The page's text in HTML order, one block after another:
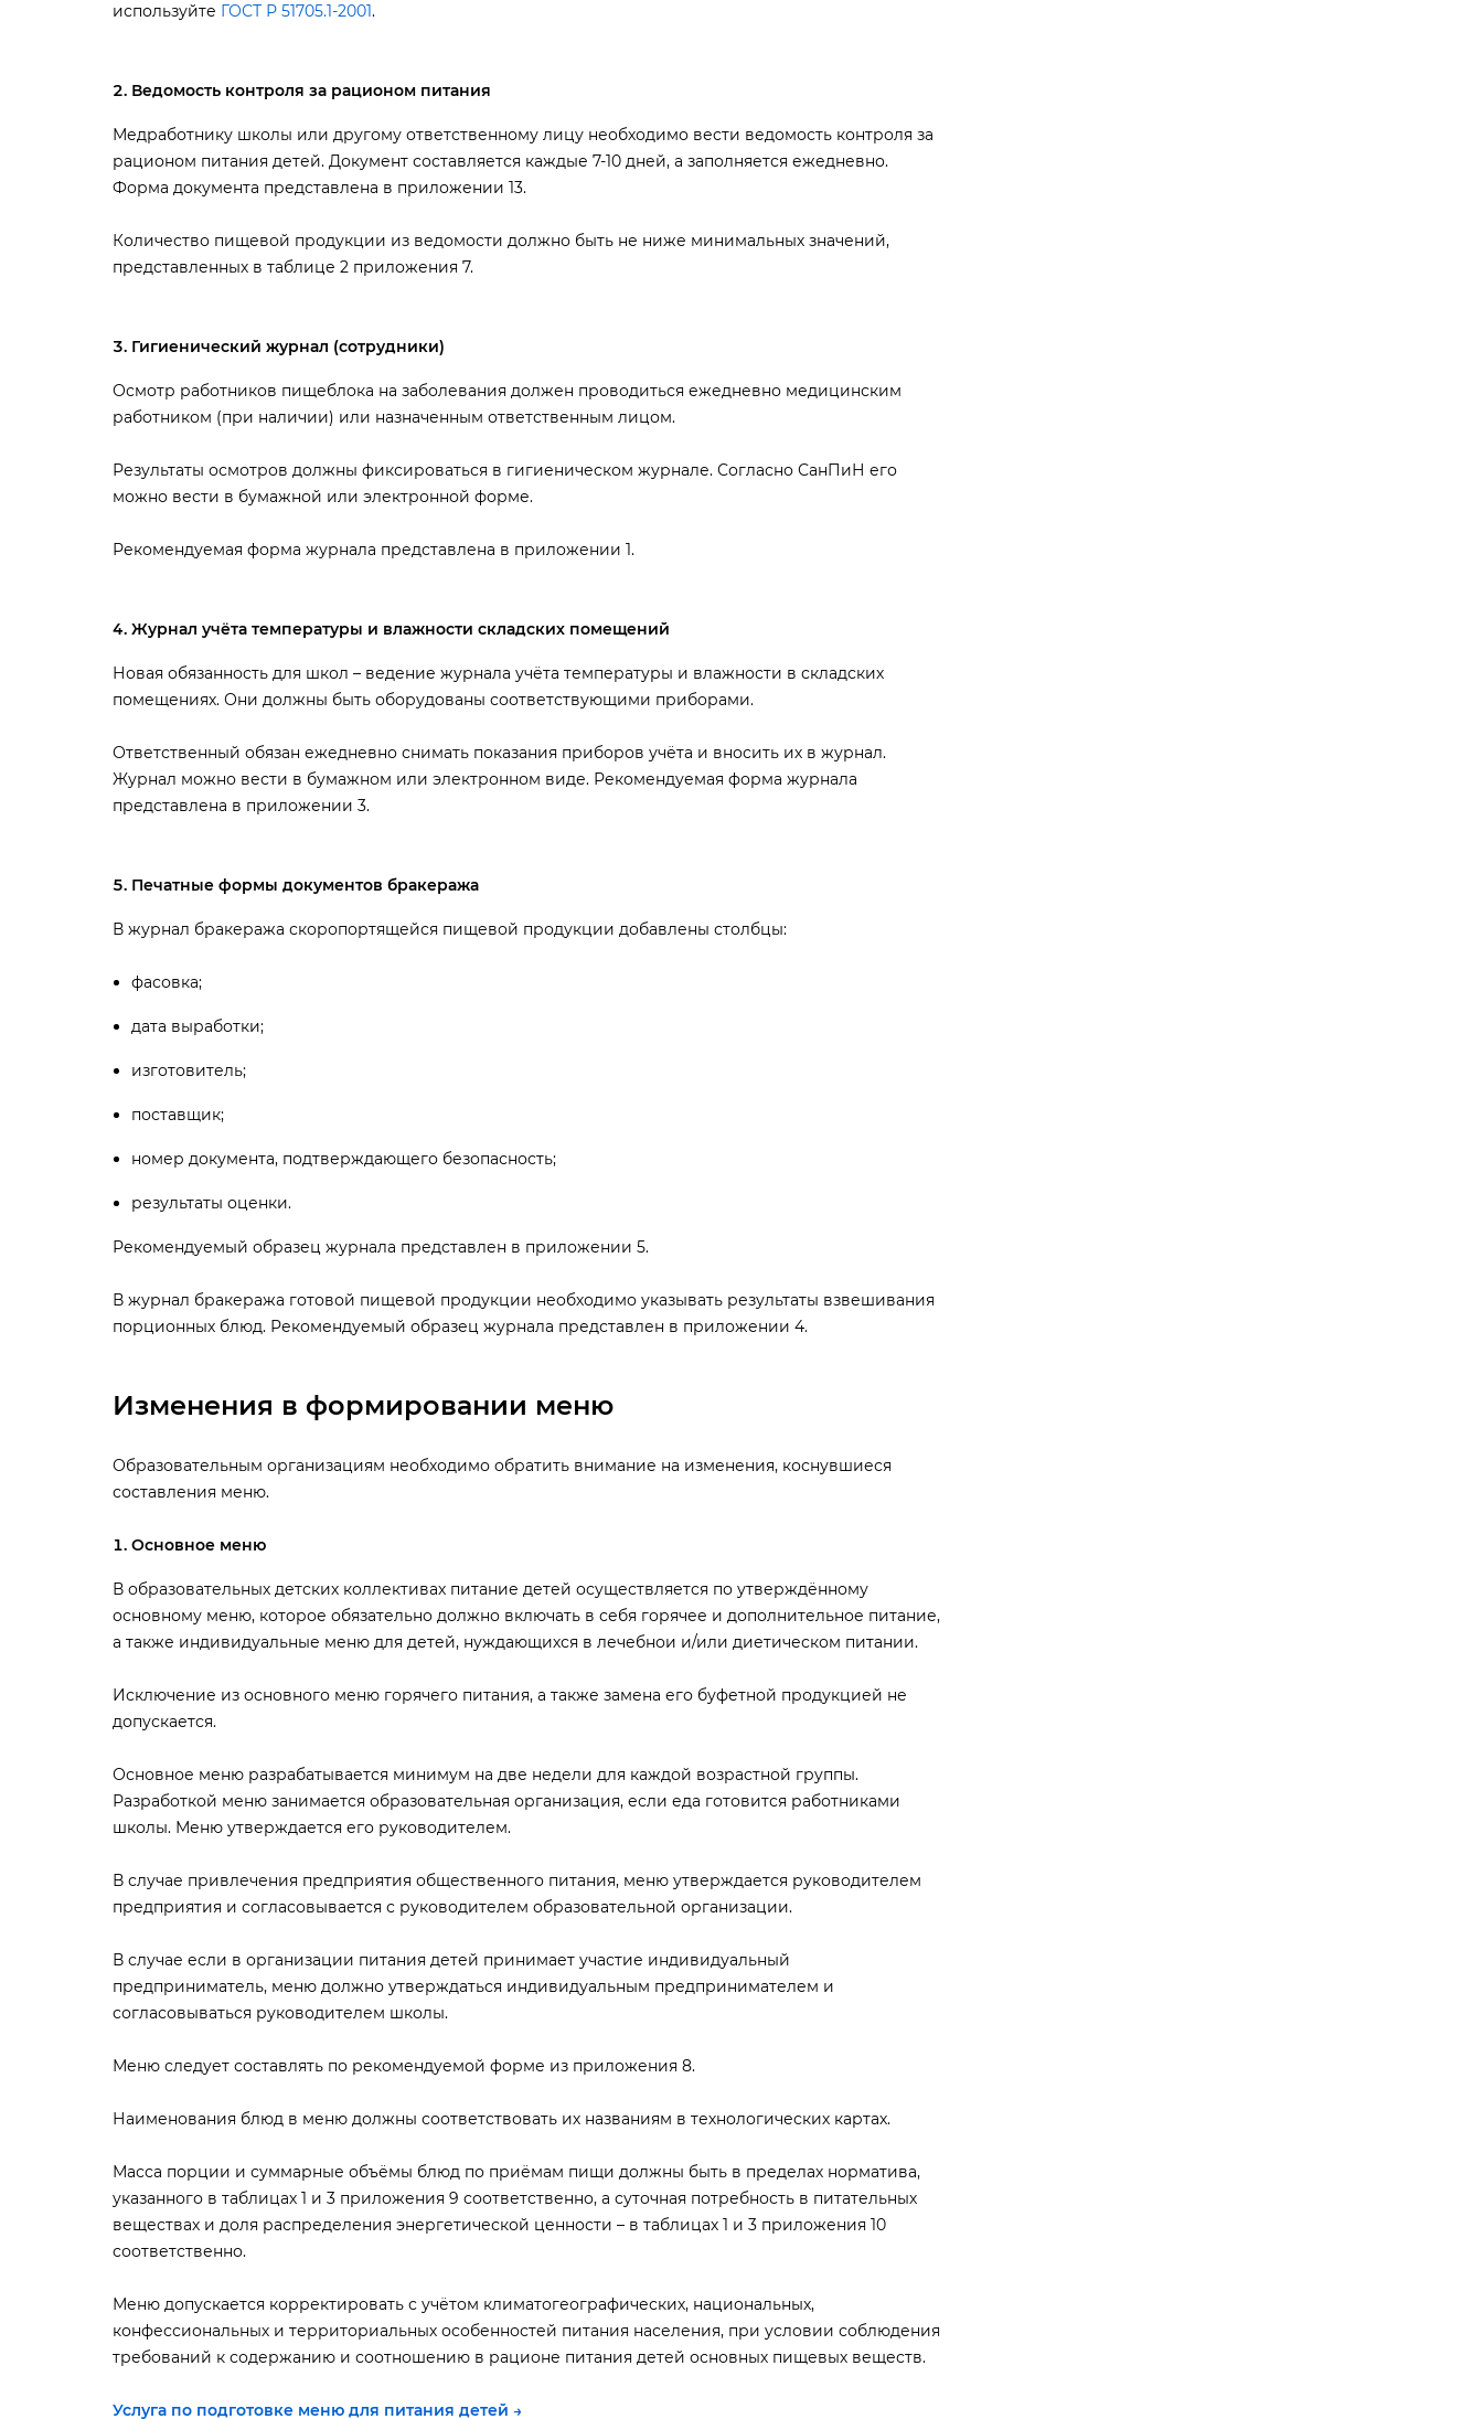
используйте ГОСТ Р 51705.1-2001.
едомость контроля за рационом питания
Медработнику школы или другому ответственному лицу необходимо вести ведомость контроля за
рационом питания детей. Документ составляется каждые 7-10 дней, а заполняется ежедневно.
Форма документа представлена в приложении 13.
Количество пищевой продукции из ведомости должно быть не ниже минимальных значений,
представленных в таблице 2 приложения 7.
Гигиенический журнал (сотрудники)
Осмотр работников пищеблока на заболевания должен проводиться ежедневно медицинским
работником (при наличии) или назначенным ответственным лицом.
Результаты осмотров должны фиксироваться в гигиеническом журнале. Согласно СанПиН его
можно вести в бумажной или электронной форме.
Рекомендуемая форма журнала представлена в приложении 1.
Журнал учёта температуры и влажности складских помещений
Новая обязанность для школ – ведение журнала учёта температуры и влажности в складских
помещениях. Они должны быть оборудованы соответствующими приборами.
Ответственный обязан ежедневно снимать показания приборов учёта и вносить их в журнал.
Журнал можно вести в бумажном или электронном виде. Рекомендуемая форма журнала
представлена в приложении 3.
Печатные формы документов бракеража
журнал бракеража скоропортящейся пищевой продукции добавлены столбцы:
фасовка;
дата выработки;
изготовитель;
поставщик;
номер документа, подтверждающего безопасность;
результаты оценки.
Рекомендуемый образец журнала представлен в приложении 5.
журнал бракеража готовой пищевой продукции необходимо указывать результаты взвешивания
порционных блюд. Рекомендуемый образец журнала представлен в приложении 4.
Изменения в формировании меню
Образовательным организациям необходимо обратить внимание на изменения, коснувшиеся
составления меню.
Основное меню
образовательных детских коллективах питание детей осуществляется по утверждённому
основному меню, которое обязательно должно включать в себя горячее и дополнительное питание,
а также индивидуальные меню для детей, нуждающихся в лечебнои и/или диетическом питании.
Исключение из основного меню горячего питания, а также замена его буфетной продукцией не
допускается.
Основное меню разрабатывается минимум на две недели для каждой возрастной группы.
Разработкой меню занимается образовательная организация, если еда готовится работниками
школы. Меню утверждается его руководителем.
случае привлечения предприятия общественного питания, меню утверждается руководителем
предприятия и согласовывается с руководителем образовательной организации.
случае если в организации питания детей принимает участие индивидуальный
предприниматель, меню должно утверждаться индивидуальным предпринимателем и
согласовываться руководителем школы.
Меню следует составлять по рекомендуемой форме из приложения 8.
Наименования блюд в меню должны соответствовать их названиям в технологических картах.
Масса порции и суммарные объёмы блюд по приёмам пищи должны быть в пределах норматива,
указанного в таблицах 1 и 3 приложения 9 соответственно, а суточная потребность в питательных
еществах и доля распределения энергетической ценности – в таблицах 1 и 3 приложения 10
соответственно.
Меню допускается корректировать с учётом климатогеографических, национальных,
конфессиональных и территориальных особенностей питания населения, при условии соблюдения
требований к содержанию и соотношению в рационе питания детей основных пищевых веществ.
Услуга по подготовке меню для питания детей →